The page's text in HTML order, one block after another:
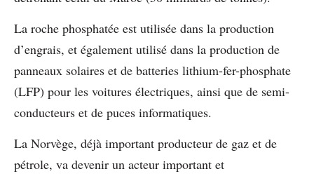
La roche phosphatée est utilisée dans la production
d’engrais, et également utilisé dans la production de
panneaux solaires et de batteries lithium-fer-phosphate
(LFP) pour les voitures électriques, ainsi que de semi-
conducteurs et de puces informatiques.
La Norvège, déjà important producteur de gaz et de
pétrole, va devenir un acteur important et